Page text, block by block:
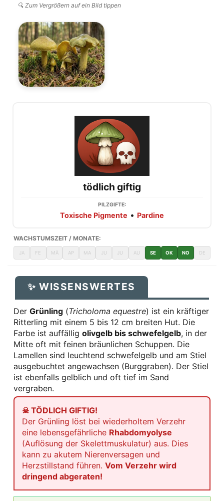
🔍 Zum Vergrößern auf ein Bild tippen
tödlich giftig
PILZGIFTE:
Toxische Pigmente • Pardine
WACHSTUMSZEIT / MONATE:
JA FE MÄ AP MA JU JU AU SE OK NO DE
✨ WISSENSWERTES
Der Grünling (Tricholoma equestre) ist ein kräftiger
Ritterling mit einem 5 bis 12 cm breiten Hut. Die
Farbe ist auffällig olivgelb bis schwefelgelb, in der
Mitte oft mit feinen bräunlichen Schuppen. Die
Lamellen sind leuchtend schwefelgelb und am Stiel
ausgebuchtet angewachsen (Burggraben). Der Stiel
ist ebenfalls gelblich und oft tief im Sand
vergraben.
☠ TÖDLICH GIFTIG!
Der Grünling löst bei wiederholtem Verzehr
eine lebensgefährliche Rhabdomyolyse
(Auflösung der Skelettmuskulatur) aus. Dies
kann zu akutem Nierenversagen und
Herzstillstand führen. Vom Verzehr wird
dringend abgeraten!